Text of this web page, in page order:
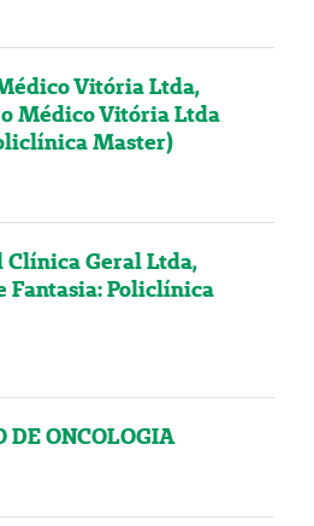
Vitória Ltda,
Médico Vitória Ltda
Master)
Clínica Geral Ltda,
Fantasia: Policlínica
DE ONCOLOGIA